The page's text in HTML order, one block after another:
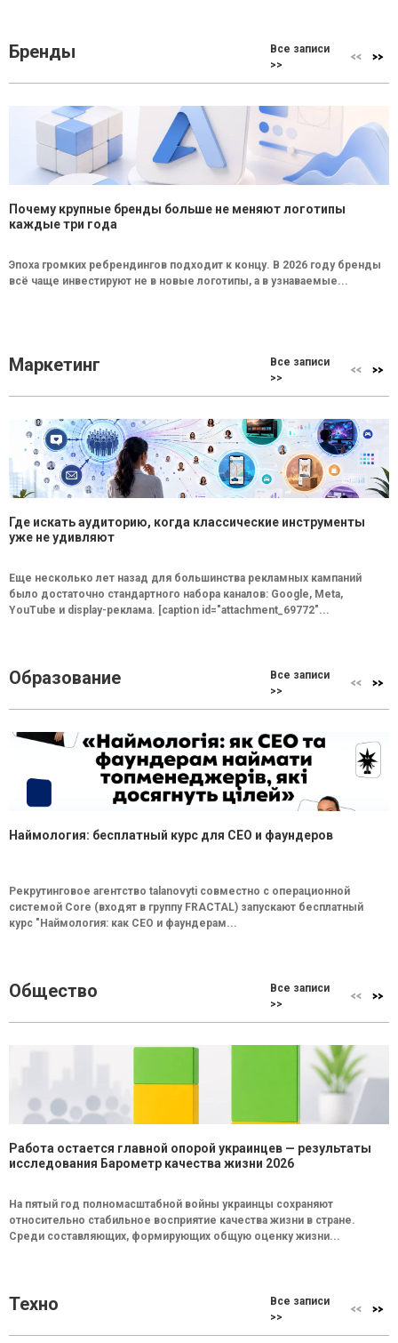
Бренды
Все записи
>>
Почему крупные бренды больше не меняют логотипы
каждые три года
Эпоха громких ребрендингов подходит к концу. В 2026 году бренды
всё чаще инвестируют не в новые логотипы, а в узнаваемые...
Маркетинг
Все записи
>>
Где искать аудиторию, когда классические инструменты
уже не удивляют
Еще несколько лет назад для большинства рекламных кампаний
было достаточно стандартного набора каналов: Google, Meta,
YouTube и display-реклама. [caption id="attachment_69772"...
Образование
Все записи
>>
Наймология: бесплатный курс для CEO и фаундеров
Рекрутинговое агентство talanovyti совместно с операционной
системой Core (входят в группу FRACTAL) запускают бесплатный
курс "Наймология: как СEO и фаундерам...
Общество
Все записи
>>
Работа остается главной опорой украинцев — результаты
исследования Барометр качества жизни 2026
На пятый год полномасштабной войны украинцы сохраняют
относительно стабильное восприятие качества жизни в стране.
Среди составляющих, формирующих общую оценку жизни...
Техно
Все записи
>>